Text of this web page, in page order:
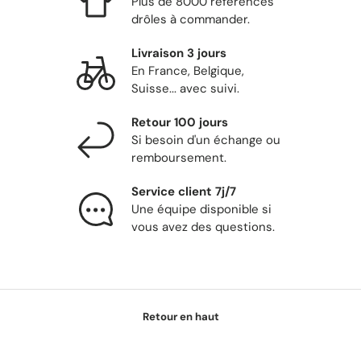
drôles à commander.
Livraison 3 jours
En France, Belgique,
Suisse... avec suivi.
Retour 100 jours
Si besoin d'un échange ou
remboursement.
Service client 7j/7
Une équipe disponible si
vous avez des questions.
Retour en haut